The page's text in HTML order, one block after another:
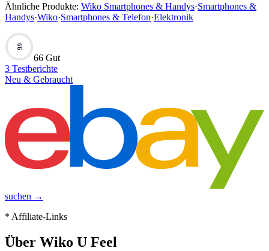
Ähnliche Produkte: Wiko Smartphones & Handys·Smartphones &
Handys·Wiko·Smartphones & Telefon·Elektronik
66
66 Gut
3 Testberichte
Neu & Gebraucht
suchen →
* Affiliate-Links
Über Wiko U Feel